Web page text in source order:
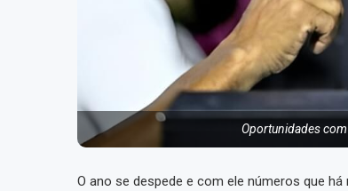
Oportunidades
O ano se despede e com ele números que